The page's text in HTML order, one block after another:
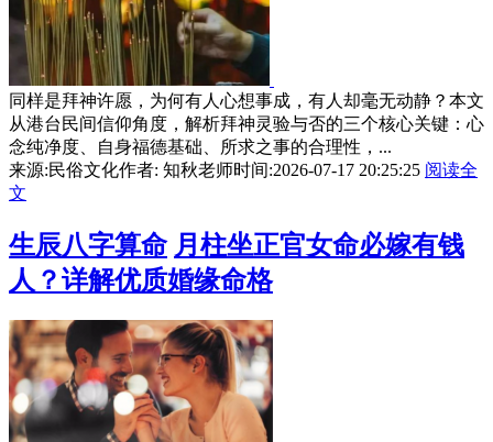
同样是拜神许愿，为何有人心想事成，有人却毫无动静？本文
从港台民间信仰角度，解析拜神灵验与否的三个核心关键：心
念纯净度、自身福德基础、所求之事的合理性，...
来源:民俗文化作者: 知秋老师时间:2026-07-17 20:25:25 阅读全
文
生辰八字算命 月柱坐正官女命必嫁有钱
人？详解优质婚缘命格